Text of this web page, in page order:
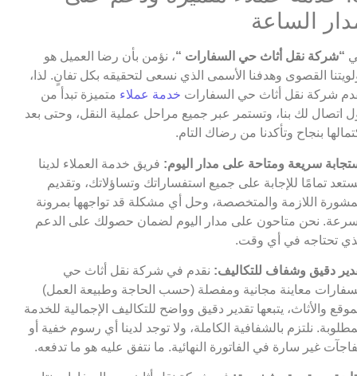
الساعة
“شركة نقل أثاث حي السفارات “، نؤمن بأن رضا العميل هو
القصوى وهدفنا الأسمى الذي نسعى لتحقيقه بكل تفانٍ. لذا،
شركة نقل أثاث حي السفارات خدمة عملاء متميزة تبدأ من
اتصال لك بنا، وتستمر عبر جميع مراحل عملية النقل، وحتى بعد
بنجاح وتأكدنا من رضاك التام.
سريعة ومتاحة على مدار اليوم: فريق خدمة العملاء لدينا
تمامًا للإجابة على جميع استفساراتك وتساؤلاتك، وتقديم
اللازمة والمتخصصة، وحل أي مشكلة قد تواجهها بمرونة
نحن متاحون على مدار اليوم لضمان حصولك على الدعم
تحتاجه في أي وقت.
دقيق وشفاف للتكاليف: نقدم في شركة نقل أثاث حي
معاينة مجانية ومفصلة (حسب الحاجة وطبيعة العمل)
والأثاث، يتبعها تقدير دقيق وواضح للتكاليف الإجمالية للخدمة
نلتزم بالشفافية الكاملة، ولا توجد لدينا أي رسوم خفية أو
غير سارة في الفاتورة النهائية. ما نتفق عليه هو ما تدفعه.